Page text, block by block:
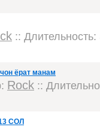
::
ёрат манам
Rock ::
СОЛ